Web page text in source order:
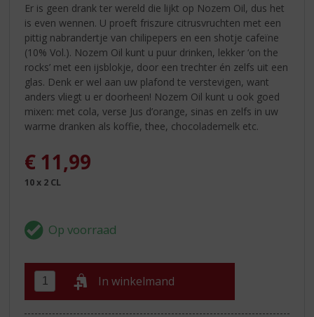
Er is geen drank ter wereld die lijkt op Nozem Oil, dus het
is even wennen. U proeft friszure citrusvruchten met een
pittig nabrandertje van chilipepers en een shotje cafeïne
(10% Vol.). Nozem Oil kunt u puur drinken, lekker ‘on the
rocks’ met een ijsblokje, door een trechter én zelfs uit een
glas. Denk er wel aan uw plafond te verstevigen, want
anders vliegt u er doorheen! Nozem Oil kunt u ook goed
mixen: met cola, verse Jus d’orange, sinas en zelfs in uw
warme dranken als koffie, thee, chocolademelk etc.
€ 11,99
10 x 2 CL
In winkelmand